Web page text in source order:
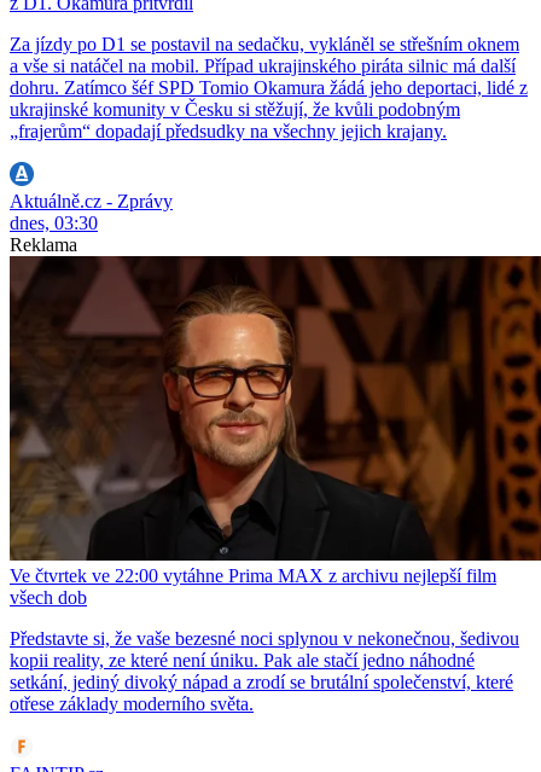
Za jízdy po D1 se postavil na sedačku, vykláněl se střešním oknem
a vše si natáčel na mobil. Případ ukrajinského piráta silnic má další
dohru. Zatímco šéf SPD Tomio Okamura žádá jeho deportaci, lidé z
ukrajinské komunity v Česku si stěžují, že kvůli podobným
„frajerům“ dopadají předsudky na všechny jejich krajany.
Aktuálně.cz - Zprávy
dnes, 03:30
Reklama
Ve čtvrtek ve 22:00 vytáhne Prima MAX z archivu nejlepší film
všech dob
Představte si, že vaše bezesné noci splynou v nekonečnou, šedivou
kopii reality, ze které není úniku. Pak ale stačí jedno náhodné
setkání, jediný divoký nápad a zrodí se brutální společenství, které
otřese základy moderního světa.